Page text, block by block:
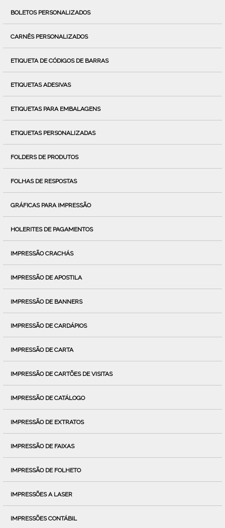
BOLETOS PERSONALIZADOS
CARNÊS PERSONALIZADOS
ETIQUETA DE CÓDIGOS DE BARRAS
ETIQUETAS ADESIVAS
ETIQUETAS PARA EMBALAGENS
ETIQUETAS PERSONALIZADAS
FOLDERS DE PRODUTOS
FOLHAS DE RESPOSTAS
GRÁFICAS PARA IMPRESSÃO
HOLERITES DE PAGAMENTOS
IMPRESSÃO CRACHÁS
IMPRESSÃO DE APOSTILA
IMPRESSÃO DE BANNERS
IMPRESSÃO DE CARDÁPIOS
IMPRESSÃO DE CARTA
IMPRESSÃO DE CARTÕES DE VISITAS
IMPRESSÃO DE CATÁLOGO
IMPRESSÃO DE EXTRATOS
IMPRESSÃO DE FAIXAS
IMPRESSÃO DE FOLHETO
IMPRESSÕES A LASER
IMPRESSÕES CONTÁBIL